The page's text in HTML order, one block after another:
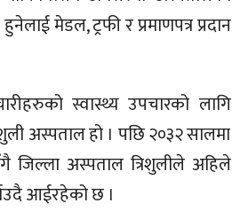
मेडल, ट्रफी र प्रमाणपत्र प्रदान
स्वास्थ्य उपचारको लागि
अस्पताल हो । पछि २०३२ सालमा
जिल्ला अस्पताल त्रिशुलीले अहिले
आईरहेको छ ।